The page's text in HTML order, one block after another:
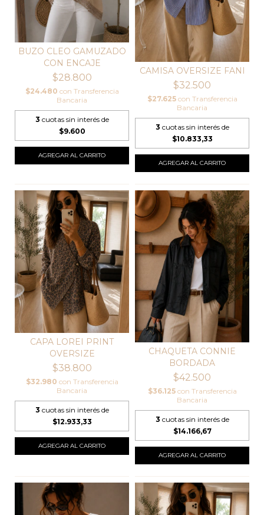
BUZO CLEO GAMUZADO
CON ENCAJE
$28.800
$24.480 con Transferencia
Bancaria
3 cuotas sin interés de
$9.600
AGREGAR AL CARRITO
CAMISA OVERSIZE FANI
$32.500
$27.625 con Transferencia
Bancaria
3 cuotas sin interés de
$10.833,33
CAPA LOREI PRINT
OVERSIZE
$38.800
$32.980 con Transferencia
Bancaria
3 cuotas sin interés de
$12.933,33
CHAQUETA CONNIE
BORDADA
$42.500
$36.125 con Transferencia
Bancaria
3 cuotas sin interés de
$14.166,67
AGREGAR AL CARRITO